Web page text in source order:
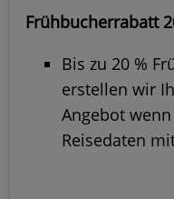
Frühbucherrabatt
Bis zu 20 %
erstellen wir
Angebot
Reisedaten